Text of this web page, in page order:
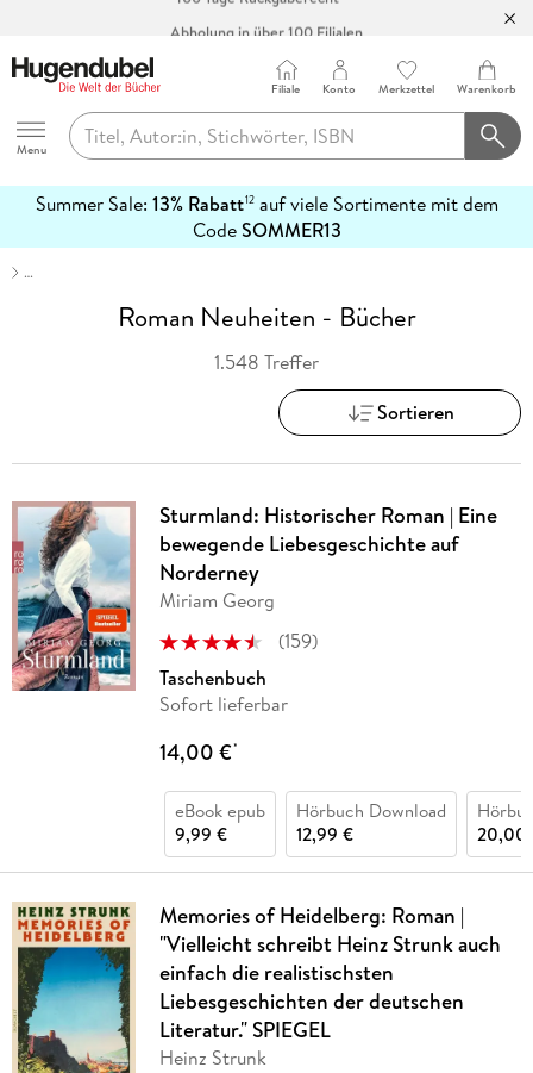
Hugendubel
Menu
Filiale Konto Merkzettel Warenkorb
Summer Sale: 13% Rabatt12auf viele Sortimente mit dem
CodeSOMMER13
erfahren
…
Roman Neuheiten - Bücher
1.548 Treffer
Sortieren
Sturmland: Historischer Roman | Eine
bewegende Liebesgeschichte auf
Norderney
Miriam Georg
(159)
Taschenbuch
Sofort lieferbar
14,00 €*
eBook epub
9,99 €
Hörbuch Download
12,99 €
20,00
Memories of Heidelberg: Roman |
"Vielleicht schreibt Heinz Strunk auch
einfach die realistischsten
Liebesgeschichten der deutschen
Literatur." SPIEGEL
Heinz Strunk